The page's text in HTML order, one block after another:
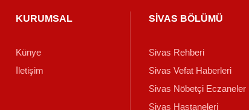
KURUMSAL
Künye
İletişim
SİVAS BÖLÜMÜ
Sivas Rehberi
Sivas Vefat Haberleri
Sivas Nöbetçi Eczaneler
Sivas Hastaneleri